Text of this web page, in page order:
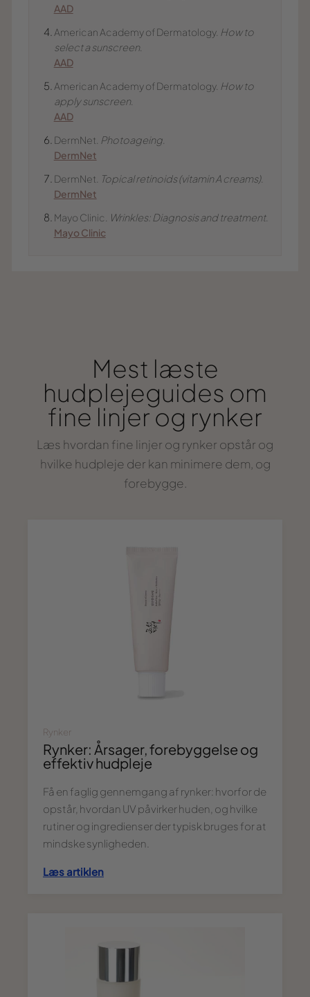
AAD
American Academy of Dermatology. How to
select a sunscreen.
AAD
American Academy of Dermatology. How to
apply sunscreen.
AAD
DermNet. Photoageing.
DermNet
DermNet. Topical retinoids (vitamin A creams).
DermNet
Mayo Clinic.
Wrinkles: Diagnosis and treatment.
Mayo Clinic
Mest læste
hudplejeguides om
fine linjer og rynker
Læs hvordan fine linjer og rynker opstår og
hvilke hudpleje der kan minimere dem, og
forebygge.
Rynker
Rynker: Årsager, forebyggelse og
effektiv hudpleje
Få en faglig gennemgang af rynker: hvorfor de
opstår, hvordan UV påvirker huden, og hvilke
rutiner og ingredienser der typisk bruges for at
mindske synligheden.
Læs artiklen